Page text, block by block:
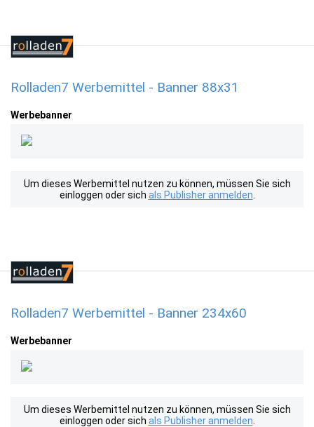
Rolladen7 Werbemittel - Banner 88x31
Werbebanner
Um dieses Werbemittel nutzen zu können, müssen Sie sich
einloggen oder sich als Publisher anmelden
Rolladen7 Werbemittel - Banner 234x60
Werbebanner
Um dieses Werbemittel nutzen zu können, müssen Sie sich
einloggen oder sich als Publisher anmelden